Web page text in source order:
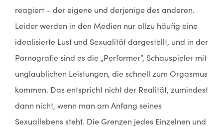
reagiert – der eigene und derjenige des anderen.
Leider werden in den Medien nur allzu häufig eine
idealisierte Lust und Sexualität dargestellt, und in der
Pornografie sind es die „Performer“, Schauspieler mit
unglaublichen Leistungen, die schnell zum Orgasmus
kommen. Das entspricht nicht der Realität, zumindest
dann nicht, wenn man am Anfang seines
Sexuallebens steht. Die Grenzen jedes Einzelnen und